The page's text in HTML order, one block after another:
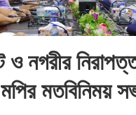
নগরীর
মতবিনিময়